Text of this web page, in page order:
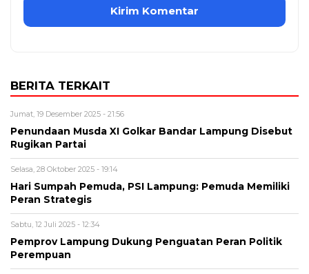
BERITA TERKAIT
Jumat, 19 Desember 2025 - 21:56
Penundaan Musda XI Golkar Bandar Lampung Disebut
Rugikan Partai
Selasa, 28 Oktober 2025 - 19:14
Hari Sumpah Pemuda, PSI Lampung: Pemuda Memiliki
Peran Strategis
Sabtu, 12 Juli 2025 - 12:34
Pemprov Lampung Dukung Penguatan Peran Politik
Perempuan